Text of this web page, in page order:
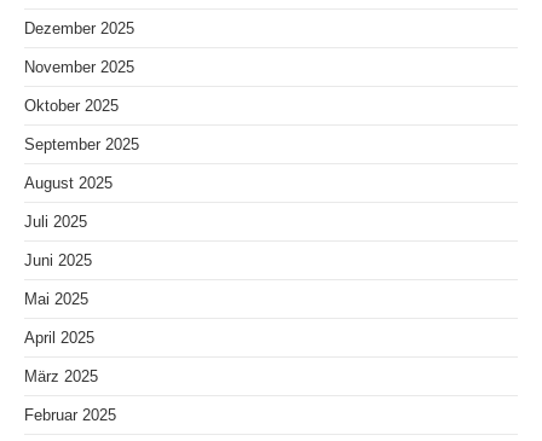
Dezember 2025
November 2025
Oktober 2025
September 2025
August 2025
Juli 2025
Juni 2025
Mai 2025
April 2025
März 2025
Februar 2025